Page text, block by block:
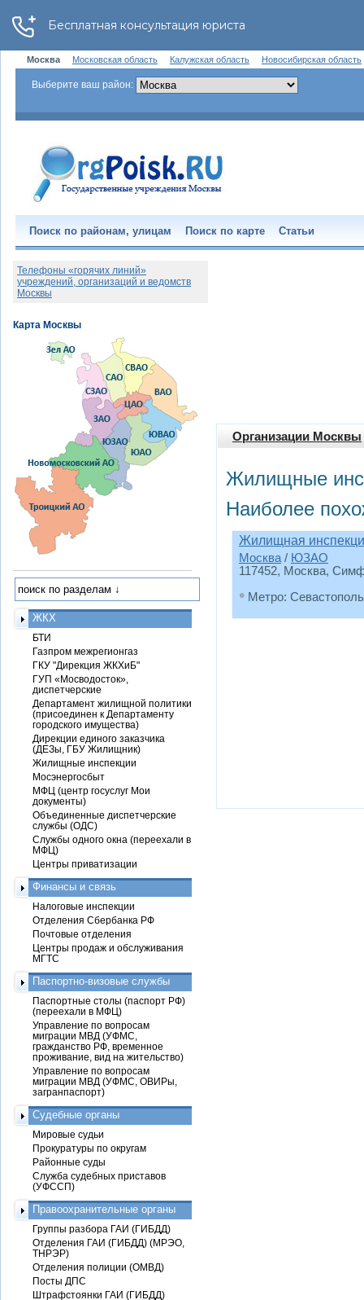
Москва Московская область Калужская область Новосибирская область
Выберите ваш район:
Поиск по районам, улицам Поиск по карте Статьи
Организации Москвы
Жилищные
Наиболее
Жилищная
Москва / ЮЗАО
117452, Москва,
• Метро:
Телефоны «горячих линий»
учреждений, организаций и ведомств
Москвы
ЖКХ
БТИ
Газпром межрегионгаз
ГКУ "Дирекция ЖКХиБ"
ГУП «Мосводосток»,
диспетчерские
Департамент жилищной политики
(присоединен к Департаменту
городского имущества)
Дирекции единого заказчика
(ДЕЗы, ГБУ Жилищник)
Жилищные инспекции
Мосэнергосбыт
МФЦ (центр госуслуг Мои
документы)
Объединенные диспетчерские
службы (ОДС)
Службы одного окна (переехали в
МФЦ)
Центры приватизации
Финансы и связь
Налоговые инспекции
Отделения Сбербанка РФ
Почтовые отделения
Центры продаж и обслуживания
МГТС
Паспортно-визовые службы
Паспортные столы (паспорт РФ)
(переехали в МФЦ)
Управление по вопросам
миграции МВД (УФМС,
гражданство РФ, временное
проживание, вид на жительство)
Управление по вопросам
миграции МВД (УФМС, ОВИРы,
загранпаспорт)
Судебные органы
Мировые судьи
Прокуратуры по округам
Районные суды
Служба судебных приставов
(УФССП)
Правоохранительные органы
Группы разбора ГАИ (ГИБДД)
Отделения ГАИ (ГИБДД) (МРЭО,
ТНРЭР)
Отделения полиции (ОМВД)
Посты ДПС
Штрафстоянки ГАИ (ГИБДД)